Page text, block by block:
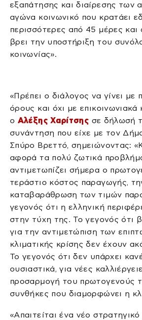
εξαπάτησης και διαίρεσης των
αγώνα κοινωνικό που κρατάει
περισσότερες από 45 μέρες και
βρει την υποστήριξη του
κοινωνίας».
«Πρέπει ο διάλογος να γίνει με
όρους και όχι με επικοινωνιακά
ο Αλέξης Χαρίτσης σε δήλωσή
συνάντηση που είχε με τον
Σπύρο Βρεττό, σημειώνοντας:
αφορά τα πολύ ζωτικά
αντιμετωπίζει σήμερα ο
τεράστιο κόστος παραγωγής,
καταβαράθρωση των τιμών
γεγονός ότι η ελληνική
στην τύχη της. Το γεγονός ότι
για την αντιμετώπιση των
κλιματικής κρίσης δεν έχουν
Το γεγονός ότι δεν υπάρχει
ουσιαστικά, για νέες
προσαρμογή του πρωτογενούς
συνθήκες που διαμορφώνει η
«Απαιτείται ένα νέο